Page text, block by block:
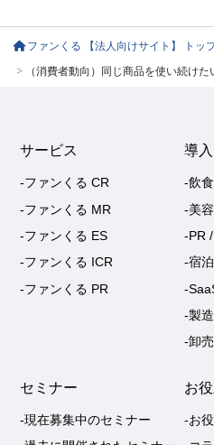
ファンくる 【法人向けサイト】 トッ
> （消費者動向）同じ商品を使い続け
サービス
-ファンくる CR
-ファンくる MR
-ファンくる ES
-ファンくる ICR
-ファンくる PR
導
-飲食
-美
-PR
-宿
-
-製
-卸
セミナー
-現在募集中のセミナー
お
-お